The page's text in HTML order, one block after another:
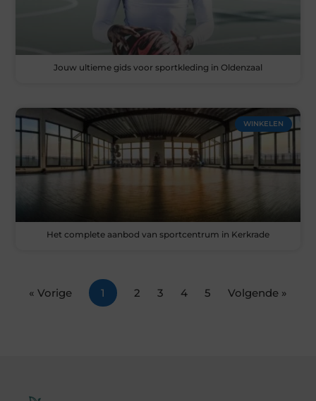
Jouw ultieme gids voor sportkleding in Oldenzaal
WINKELEN
Het complete aanbod van sportcentrum in Kerkrade
« Vorige 1 2 3 4 5 Volgende »